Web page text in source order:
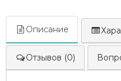
Описание
Отзывов (0)